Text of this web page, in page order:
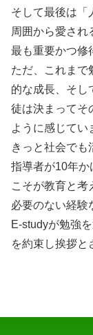
そして最後は「
周囲から愛され
最も重要かつ修
ただ、これまで
的な成長、そし
徒は決まってそ
ように感じてい
きっと社会でも
指導者が10年か
こそが教育と考
必要のない経験
E-studyが勉強
を約束し挨拶と